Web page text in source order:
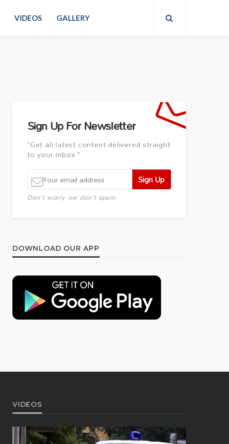
VIDEOS GALLERY
Sign Up For Newsletter
"Get all latest content delivered straight
to your inbox."
Don't worry we don't spam
DOWNLOAD OUR APP
VIDEOS